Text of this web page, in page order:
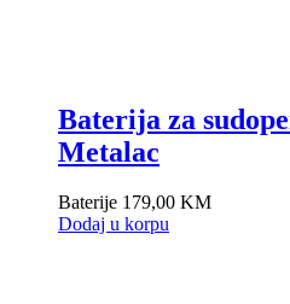
Baterija za
Metalac
Baterije 179,00 KM
Dodaj u korpu